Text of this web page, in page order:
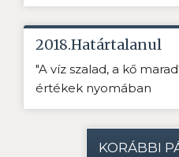
2018.Határtalanul
"A víz szalad, a kő
értékek nyomában
KORÁBBI